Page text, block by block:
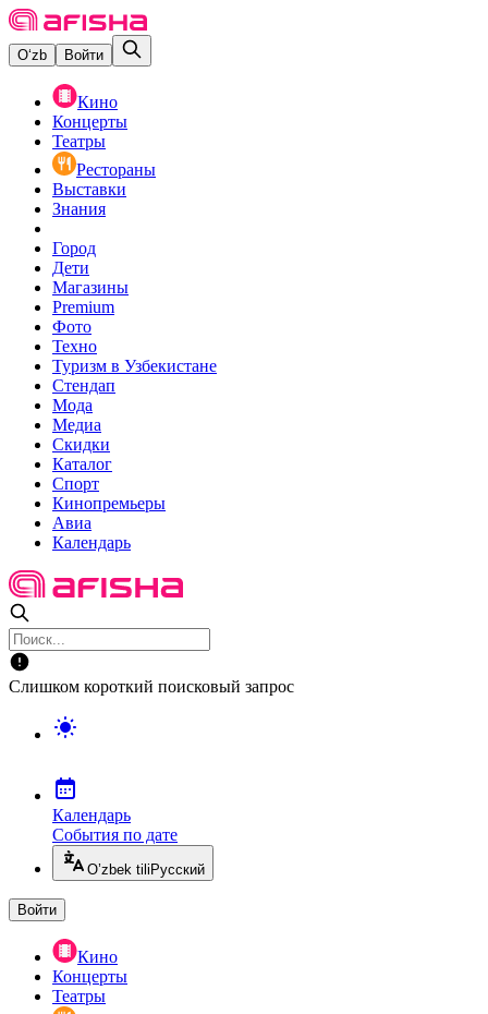
O‘zb Войти
Кино
Концерты
Театры
Рестораны
Выставки
Знания
Город
Дети
Магазины
Premium
Фото
Техно
Туризм в Узбекистане
Стендап
Мода
Медиа
Скидки
Каталог
Спорт
Кинопремьеры
Авиа
Календарь
Слишком короткий поисковый запрос
Календарь
События по дате
O’zbek tili Русский
Войти
Кино
Концерты
Театры